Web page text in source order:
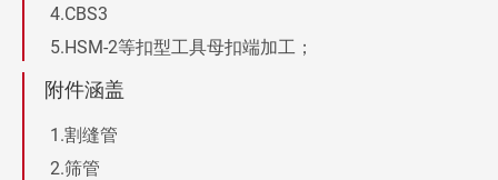
CBS3
HSM-2等扣型工具母扣端加工；
附件涵盖
割缝管
筛管